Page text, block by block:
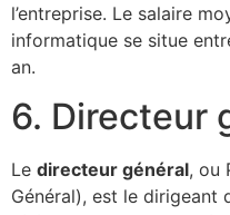
l’entreprise. Le salaire
informatique se situe
an.
6. Directeur
Le directeur général, ou
Général), est le dirigeant